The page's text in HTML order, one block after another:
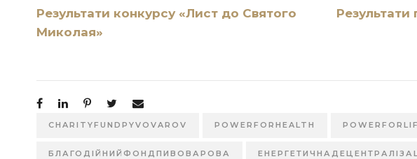
Результати конкурсу «Лист до Святого
Миколая»
Результати
CHARITYFUNDPYVOVAROV POWERFORHEALTH
БЛАГОДІЙНИЙФОНДПИВОВАРОВА